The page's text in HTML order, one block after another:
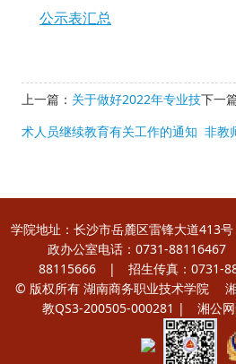
公示表汇总
上一篇： 关于做好2022年专业技
术人员继续教育有关工作的通知
下一
非教
学院地址：长沙市岳麓区雷锋大道
政办公室电话：0731-
88115666 | 招生传真：0731-
© 版权所有 湖南商务职业技术学院
教QS3-200505-000281 | 湘公